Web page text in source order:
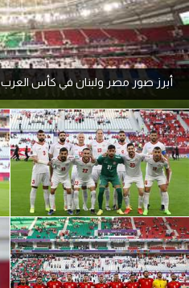
آراء حرة
ركن الألعاب
بطولات
أمريكا 2026
الدوري المصري
الدوري الإنجليزي الممتاز
الدوري الإسباني
الدوري الإيطالي
أبرز صور مصر ولبنان في كأس العرب